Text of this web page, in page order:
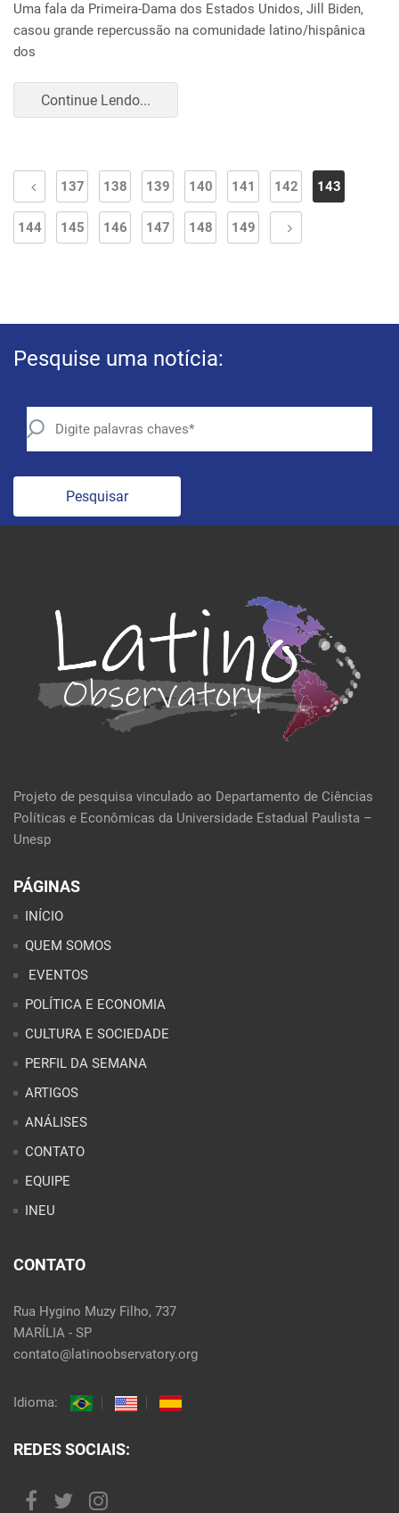
Uma fala da Primeira-Dama dos Estados Unidos, Jill Biden,
casou grande repercussão na comunidade latino/hispânica
dos
Continue Lendo...
137 138 139 140 141 142 143
144 145 146 147 148 149
Pesquise uma notícia:
Pesquisar
Projeto de pesquisa vinculado ao Departamento de Ciências
Políticas e Econômicas da Universidade Estadual Paulista –
Unesp
PÁGINAS
INÍCIO
QUEM SOMOS
EVENTOS
POLÍTICA E ECONOMIA
CULTURA E SOCIEDADE
PERFIL DA SEMANA
ARTIGOS
ANÁLISES
CONTATO
EQUIPE
INEU
CONTATO
Rua Hygino Muzy Filho, 737
MARÍLIA - SP
contato@latinoobservatory.org
Idioma:
REDES SOCIAIS: